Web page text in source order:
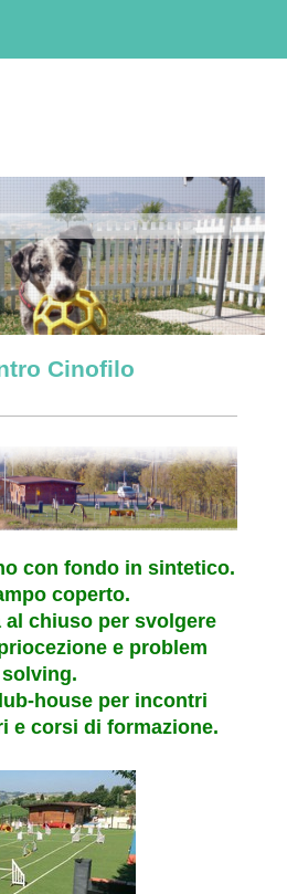
Cinofilo
con fondo in sintetico.
coperto.
al chiuso per svolgere
e problem
solving.
house per incontri
e corsi di formazione.